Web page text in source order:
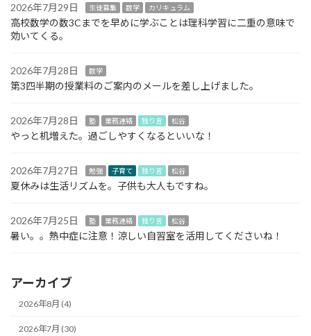
2026年7月29日 生徒募集 数学 カリキュラム
高校数学の数3Cまでを早めに学ぶことは理科学習に二重の意味で
効いてくる。
2026年7月28日 数学
第3四半期の授業料のご案内のメールを差し上げました。
2026年7月28日 塾 業務連絡 独り言 松谷
やっと机増えた。過ごしやすくなるといいな！
2026年7月27日 勉強 子育て 独り言 松谷
夏休みは生活リズムを。子供も大人もですね。
2026年7月25日 塾 業務連絡 独り言 松谷
暑い。。熱中症に注意！涼しい自習室を活用してくださいね！
アーカイブ
2026年8月 (4)
2026年7月 (30)